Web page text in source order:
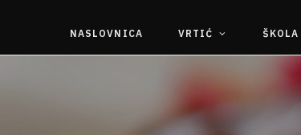
NASLOVNICA VRTIĆ ŠKOLA